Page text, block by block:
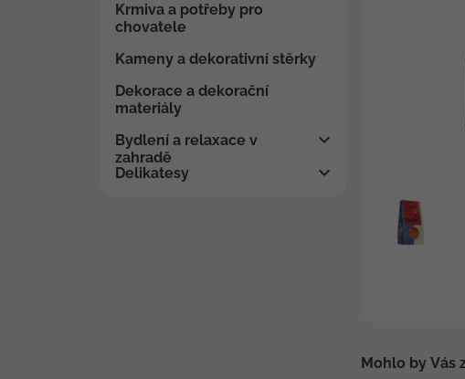
Krmiva a potřeby pro
chovatele
Kameny a dekorativní stěrky
Dekorace a dekorační
materiály
Bydlení a relaxace v
zahradě
Delikatesy
Mohlo by Vás